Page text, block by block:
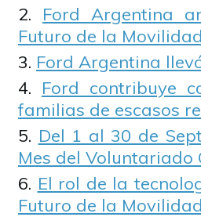
Ford Argentina
Futuro de la Movilidad
Ford Argentina
Ford contribuye
familias de escasos
Del 1 al 30 de
Mes del Voluntariado
El rol de la
Futuro de la